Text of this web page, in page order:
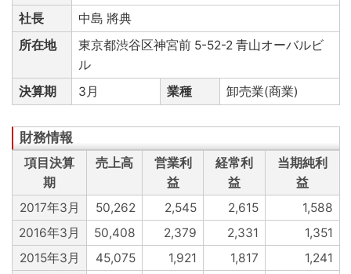
社長
中島 將典
所在地
東京都渋谷区神宮前 5-52-2 青山オーバルビ
ル
決算期
3月 業種 卸売業(商業)
項目決算
期
売上高
営業利
益
経常利
益
当期純利
益
2017年3月
50,262 2,545 2,615
1,588
2016年3月
50,408 2,379 2,331
1,351
2015年3月
45,075 1,921 1,817
1,241